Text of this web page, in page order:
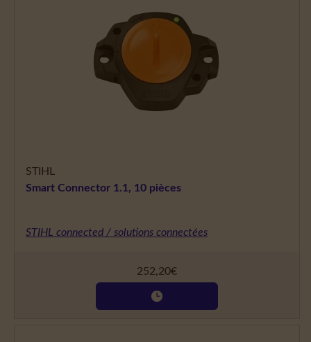
STIHL
Smart Connector 1.1, 10 pièces
STIHL connected / solutions connectées
252,20€